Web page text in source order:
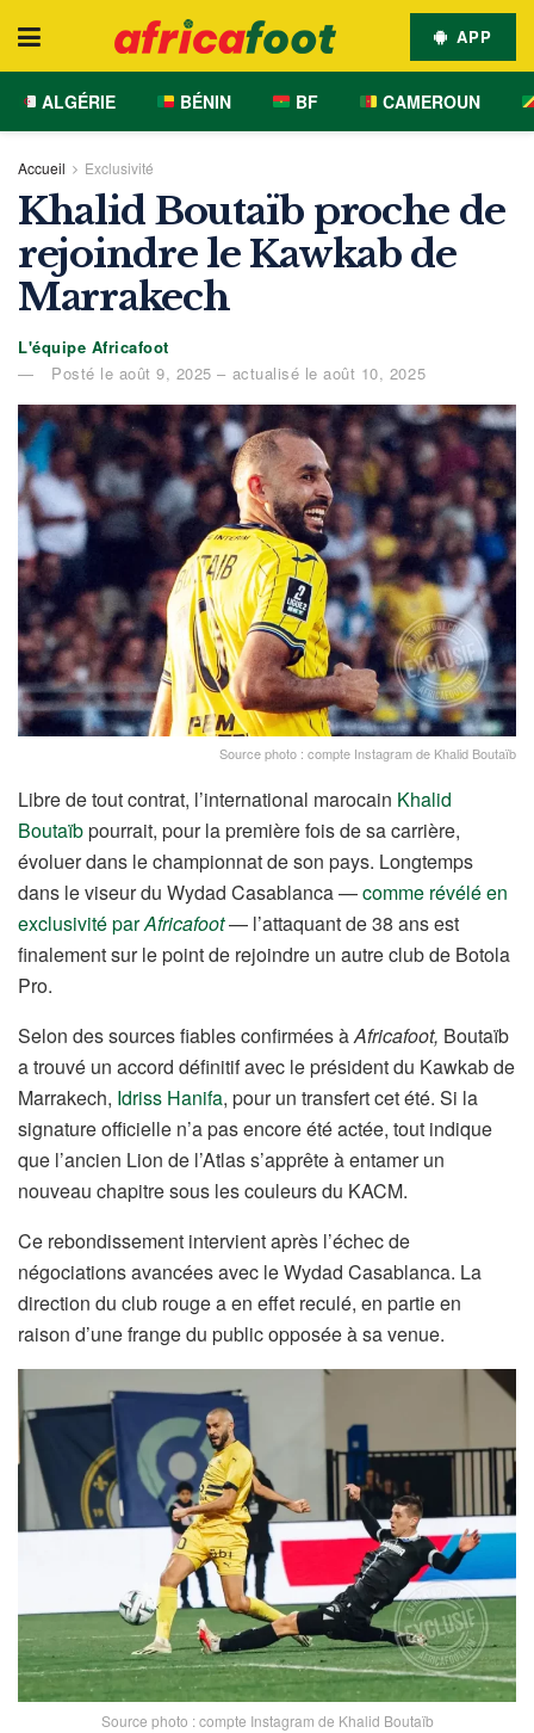
APP
ALGÉRIE BÉNIN BF CAMEROUN
Accueil Exclusivité
Khalid Boutaïb proche de
rejoindre le Kawkab de
Marrakech
L'équipe Africafoot
Posté le août 9, 2025 – actualisé le août 10, 2025
Source photo : compte Instagram de Khalid Boutaïb
Libre de tout contrat, l’international marocain Khalid
Boutaïbpourrait, pour la première fois de sa carrière,
évoluer dans le championnat de son pays. Longtemps
dans le viseur du Wydad Casablanca —comme révélé en
exclusivité parAfricafoot— l’attaquant de 38 ans est
finalement sur le point de rejoindre un autre club de Botola
Pro.
Selon des sources fiables confirmées àAfricafoot, Boutaïb
a trouvé un accord définitif avec le président du Kawkab de
Marrakech, Idriss Hanifa, pour un transfert cet été. Si la
signature officielle n’a pas encore été actée, tout indique
que l’ancien Lion de l’Atlas s’apprête à entamer un
nouveau chapitre sous les couleurs du KACM.
Ce rebondissement intervient après l’échec de
négociations avancées avec le Wydad Casablanca. La
direction du club rouge a en effet reculé, en partie en
raison d’une frange du public opposée à sa venue.
Source photo : compte Instagram de Khalid Boutaïb